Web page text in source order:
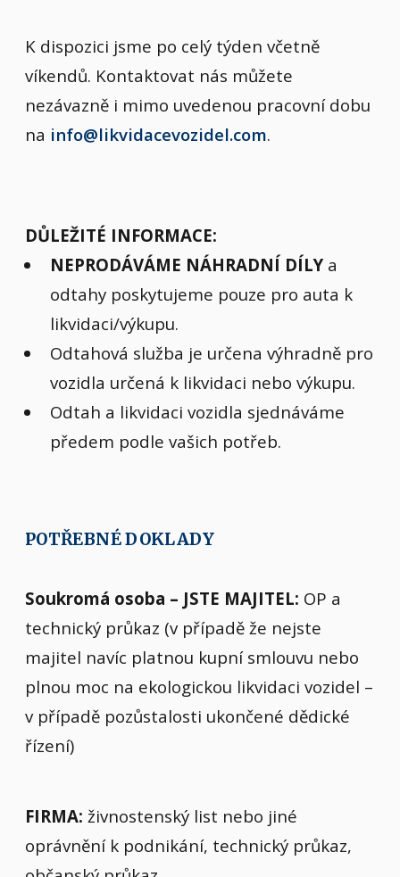
K dispozici jsme po celý týden včetně
víkendů. Kontaktovat nás můžete
nezávazně i mimo uvedenou pracovní dobu
na info@likvidacevozidel.com.
DŮLEŽITÉ INFORMACE:
NEPRODÁVÁME NÁHRADNÍ DÍLYa
odtahy poskytujeme pouze pro auta k
likvidaci/výkupu.
Odtahová služba je určena výhradně pro
vozidla určená k likvidaci nebo výkupu.
Odtah a likvidaci vozidla sjednáváme
předem podle vašich potřeb.
POTŘEBNÉ DOKLADY
Soukromá osoba – JSTE MAJITEL: OP a
technický průkaz (v případě že nejste
majitel navíc platnou kupní smlouvu nebo
plnou moc na ekologickou likvidaci vozidel –
v případě pozůstalosti ukončené dědické
řízení)
FIRMA: živnostenský list nebo jiné
oprávnění k podnikání, technický průkaz,